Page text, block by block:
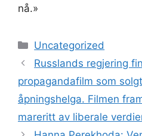
nå.»
Kategorier
Uncategorized
Russlands regjering
propagandafilm som
åpningshelga. Filmen
mareritt av liberale